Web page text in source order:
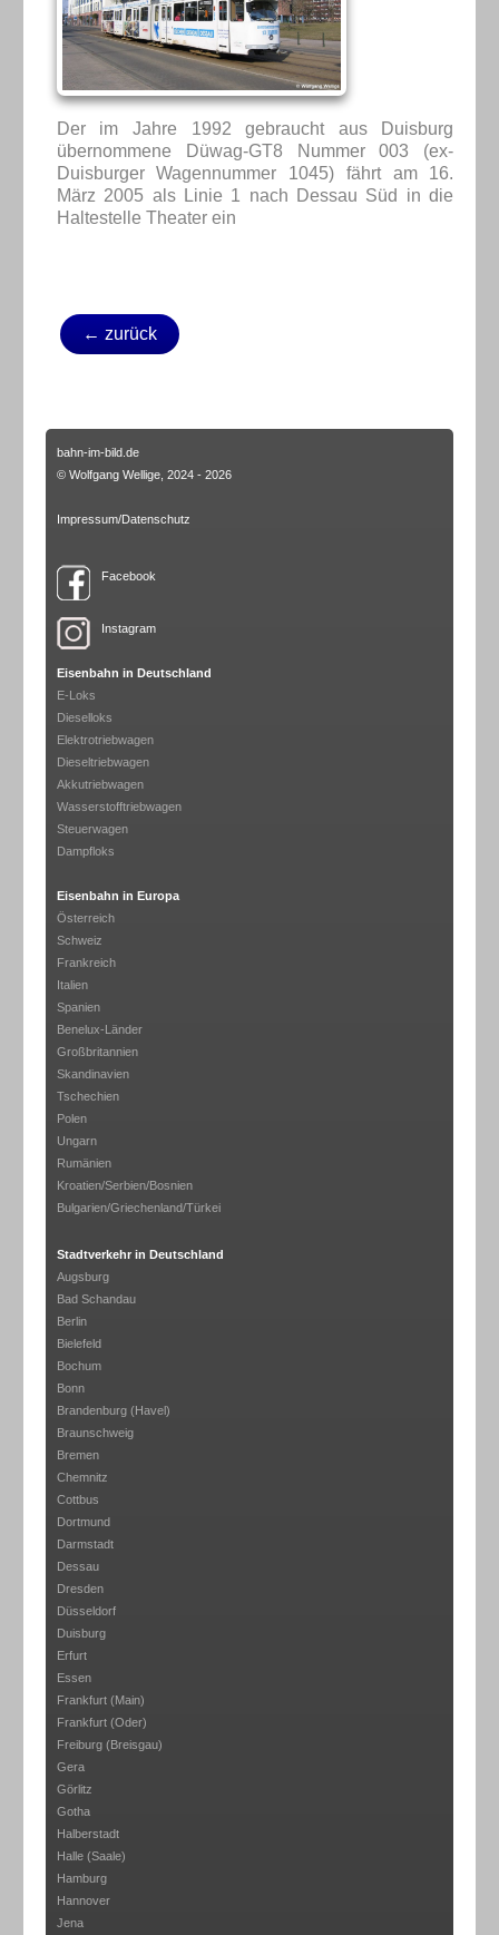
Der im Jahre 1992 gebraucht aus Duisburg
übernommene Düwag-GT8 Nummer 003 (ex-
Duisburger Wagennummer 1045) fährt am 16.
März 2005 als Linie 1 nach Dessau Süd in die
Haltestelle Theater ein
← zurück
bahn-im-bild.de
© Wolfgang Wellige, 2024 - 2026
Impressum/Datenschutz
Facebook
Instagram
Eisenbahn in Deutschland
E-Loks
Dieselloks
Elektrotriebwagen
Dieseltriebwagen
Akkutriebwagen
Wasserstofftriebwagen
Steuerwagen
Dampfloks
Eisenbahn in Europa
Österreich
Schweiz
Frankreich
Italien
Spanien
Benelux-Länder
Großbritannien
Skandinavien
Tschechien
Polen
Ungarn
Rumänien
Kroatien/Serbien/Bosnien
Bulgarien/Griechenland/Türkei
Stadtverkehr in Deutschland
Augsburg
Bad Schandau
Berlin
Bielefeld
Bochum
Bonn
Brandenburg (Havel)
Braunschweig
Bremen
Chemnitz
Cottbus
Dortmund
Darmstadt
Dessau
Dresden
Düsseldorf
Duisburg
Erfurt
Essen
Frankfurt (Main)
Frankfurt (Oder)
Freiburg (Breisgau)
Gera
Görlitz
Gotha
Halberstadt
Halle (Saale)
Hamburg
Hannover
Jena